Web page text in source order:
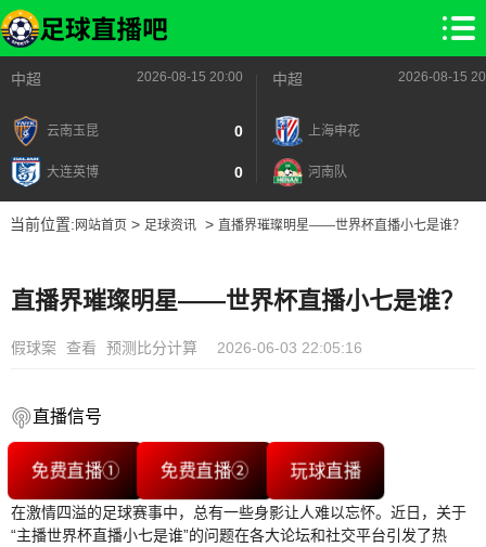
中超 2026-08-15 20:00
云南玉昆 0
大连英博 0
中超 2026-08-15
上海申花
河南队
当前位置: 网站首页> 足球资讯> 直播界璀璨明星——世界杯直播小七是谁？
直播界璀璨明星——世界杯直播小七是谁？
假球案 查看 预测比分计算 2026-06-03 22:05:16
直播信号
免费直播① 免费直播② 玩球直播
在激情四溢的足球赛事中，总有一些身影让人难以忘怀。近日，关于
“主播世界杯直播小七是谁”的问题在各大论坛和社交平台引发了热